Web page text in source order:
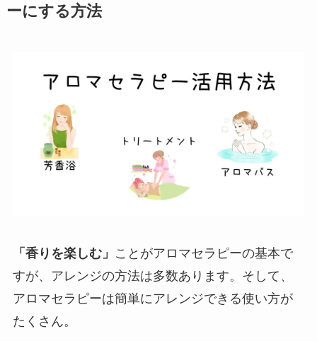
ーにする方法
「香りを楽しむ」 ことがアロマセラピーの基本で
すが、アレンジの方法は多数あります。そして、
アロマセラピーは簡単にアレンジできる使い方が
たくさん。